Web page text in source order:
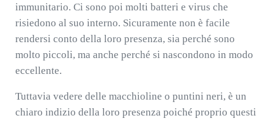
immunitario. Ci sono poi molti batteri e virus che
risiedono al suo interno. Sicuramente non è facile
rendersi conto della loro presenza, sia perché sono
molto piccoli, ma anche perché si nascondono in modo
eccellente.
Tuttavia vedere delle macchioline o puntini neri, è un
chiaro indizio della loro presenza poiché proprio questi